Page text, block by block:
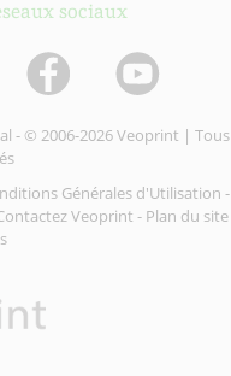
sociaux
- © 2006-2026 Veoprint | Tous
Générales d'Utilisation -
Veoprint - Plan du site